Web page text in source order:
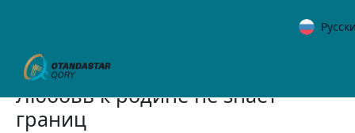
Любовь к родине не знает
границ